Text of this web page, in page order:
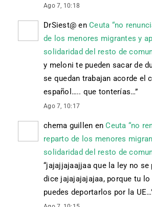
Ago 7, 10:18
DrSiest@ en Ceuta “no
de los menores migrantes y
solidaridad del resto de
y meloni te pueden sacar de
se quedan trabajan acorde el
español….. que tonterías…”
Ago 7, 10:17
chema guillen enCeuta “no
reparto de los menores
solidaridad del resto de
“jajajjajaajjaa que la ley no se
dice jajajajajajaa, porque tu
puedes deportarlos por la UE…